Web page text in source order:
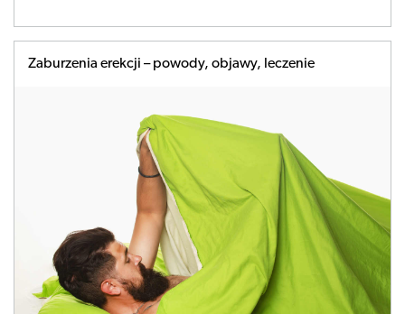
Zaburzenia erekcji – powody, objawy, leczenie